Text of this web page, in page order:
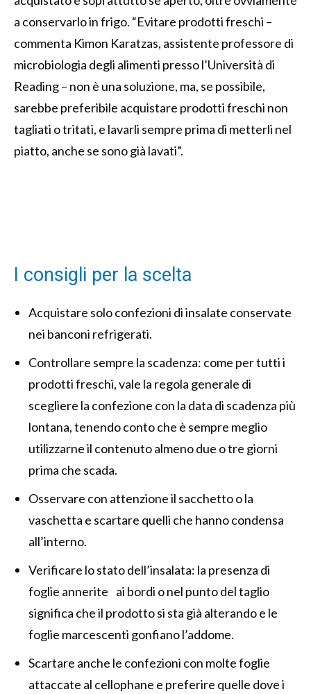
a conservarlo in frigo. “Evitare prodotti freschi –
commenta Kimon Karatzas, assistente professore di
microbiologia degli alimenti presso l’Università di
Reading – non è una soluzione, ma, se possibile,
sarebbe preferibile acquistare prodotti freschi non
tagliati o tritati, e lavarli sempre prima di metterli nel
piatto, anche se sono già lavati”.
I consigli per la scelta
Acquistare solo confezioni di insalate conservate
nei banconi refrigerati.
Controllare sempre la scadenza: come per tutti i
prodotti freschi, vale la regola generale di
scegliere la confezione con la data di scadenza più
lontana, tenendo conto che è sempre meglio
utilizzarne il contenuto almeno due o tre giorni
prima che scada.
Osservare con attenzione il sacchetto o la
vaschetta e scartare quelli che hanno condensa
all’interno.
Verificare lo stato dell’insalata: la presenza di
foglie annerite ai bordi o nel punto del taglio
significa che il prodotto si sta già alterando e le
foglie marcescenti gonfiano l’addome.
Scartare anche le confezioni con molte foglie
attaccate al cellophane e preferire quelle dove i